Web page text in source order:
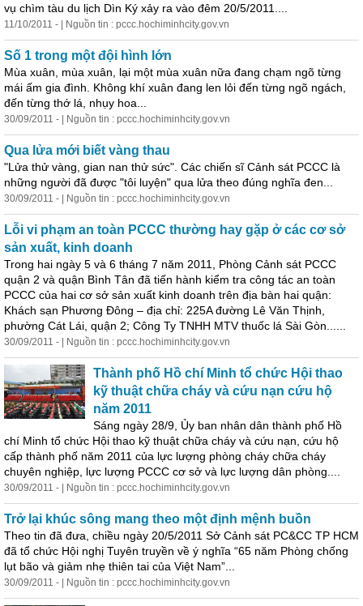
vụ chìm tàu du lịch Dìn Ký xảy ra vào đêm 20/5/2011....
11/10/2011 - | Nguồn tin : pccc.hochiminhcity.gov.vn
Số 1 trong một đội hình lớn
Mùa xuân, mùa xuân, lại một mùa xuân nữa đang chạm ngõ từng
mái ấm gia đình. Không khí xuân đang len lỏi đến từng ngõ ngách,
đến từng thớ lá, nhụy hoa...
30/09/2011 - | Nguồn tin : pccc.hochiminhcity.gov.vn
Qua lửa mới biết vàng thau
"Lửa thử vàng, gian nan thử sức". Các chiến sĩ Cảnh sát PCCC là
những người đã được "tôi luyện" qua lửa theo đúng nghĩa đen...
30/09/2011 - | Nguồn tin : pccc.hochiminhcity.gov.vn
Lỗi vi phạm an toàn PCCC thường hay gặp ở các cơ sở
sản xuất, kinh doanh
Trong hai ngày 5 và 6 tháng 7 năm 2011, Phòng Cảnh sát PCCC
quận 2 và quận Bình Tân đã tiến hành kiểm tra công tác an toàn
PCCC của hai cơ sở sản xuất kinh doanh trên địa bàn hai quận:
Khách sạn Phương Đông – địa chỉ: 225A đường Lê Văn Thịnh,
phường Cát Lái, quận 2; Công Ty TNHH MTV thuốc lá Sài Gòn......
30/09/2011 - | Nguồn tin : pccc.hochiminhcity.gov.vn
Thành phố Hồ chí Minh tổ chức Hội thao
kỹ thuật chữa cháy và cứu nạn cứu hộ
năm 2011
Sáng ngày 28/9, Ủy ban nhân dân thành phố Hồ
chí Minh tổ chức Hội thao kỹ thuật chữa cháy và cứu nạn, cứu hộ
cấp thành phố năm 2011 của lực lượng phòng cháy chữa cháy
chuyên nghiệp, lực lượng PCCC cơ sở và lực lượng dân phòng....
30/09/2011 - | Nguồn tin : pccc.hochiminhcity.gov.vn
Trở lại khúc sông mang theo một định mệnh buồn
Theo tin đã đưa, chiều ngày 20/5/2011 Sở Cảnh sát PC&CC TP HCM
đã tổ chức Hội nghị Tuyên truyền về ý nghĩa “65 năm Phòng chống
lụt bão và giảm nhẹ thiên tai của Việt Nam”...
30/09/2011 - | Nguồn tin : pccc.hochiminhcity.gov.vn